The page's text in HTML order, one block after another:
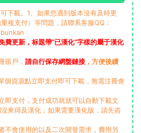
下載。1、如果您遇到版本沒有及時更
複支付）等問題，請聯系客服QQ：
費更新，标題帶“已漢化”字樣的屬于漢化
賬戶， 請自行保存網盤鏈接 ，方便後續
個資源點立即支付即可下載，無需注冊會
即支付，支付成功就就可以自動下載文
來得及漢化，如果需要漢化版，請先咨
不會使用的以及二次開發需求，費用另